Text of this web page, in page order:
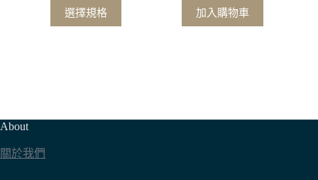
選擇規格
此
產
加入購物車
About
關於我們